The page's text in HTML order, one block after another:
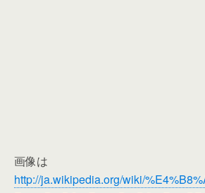
画像は
http://ja.wikipedia.org/wiki/